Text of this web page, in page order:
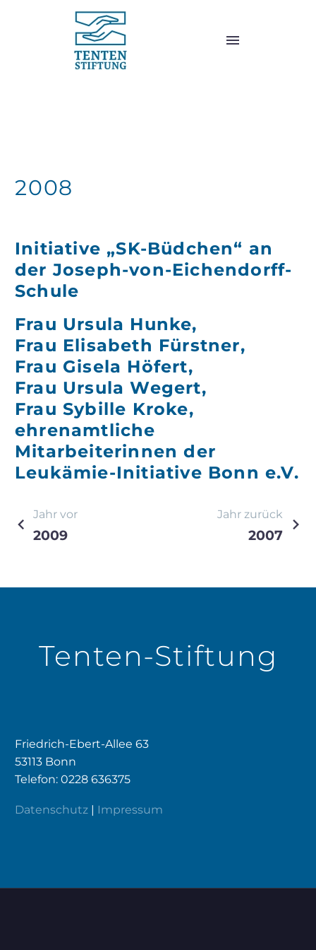
2008
Initiative „SK-Büdchen“ an
der Joseph-von-Eichendorff-
Schule
Frau Ursula Hunke,
Frau Elisabeth Fürstner,
Frau Gisela Höfert,
Frau Ursula Wegert,
Frau Sybille Kroke,
ehrenamtliche
Mitarbeiterinnen der
Leukämie-Initiative Bonn e.V.
Beitragsnavigation
Jahr vor
2009
Jahr zurück
2007
Tenten-Stiftung
Friedrich-Ebert-Allee 63
53113 Bonn
Telefon: 0228 636375
Datenschutz | Impressum